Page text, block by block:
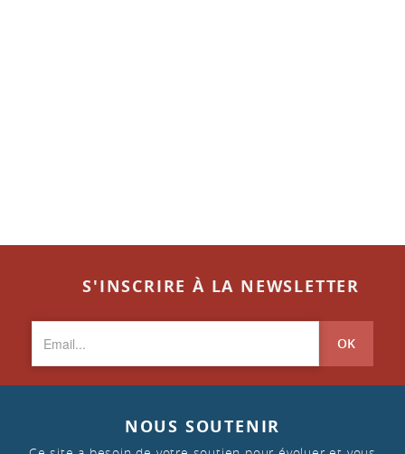
S'INSCRIRE À LA NEWSLETTER
OK
NOUS SOUTENIR